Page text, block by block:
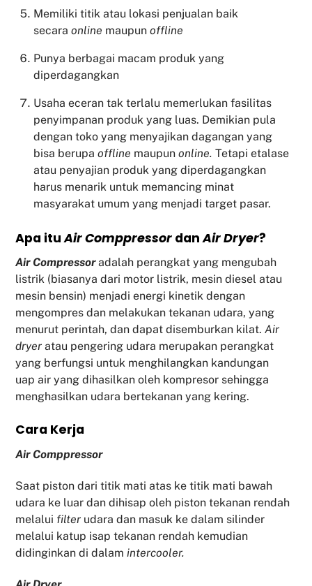
Memiliki titik atau lokasi penjualan baik
secara online maupun offline
Punya berbagai macam produk yang
diperdagangkan
Usaha eceran tak terlalu memerlukan fasilitas
penyimpanan produk yang luas. Demikian pula
dengan toko yang menyajikan dagangan yang
bisa berupa offline maupun online. Tetapi etalase
atau penyajian produk yang diperdagangkan
harus menarik untuk memancing minat
masyarakat umum yang menjadi target pasar.
Apa ituAir Comppressor danAir Dryer?
Air Compressoradalah perangkat yang mengubah
listrik (biasanya dari motor listrik, mesin diesel atau
mesin bensin) menjadi energi kinetik dengan
mengompres dan melakukan tekanan udara, yang
menurut perintah, dan dapat disemburkan kilat.Air
dryer atau pengering udara merupakan perangkat
yang berfungsi untuk menghilangkan kandungan
uap air yang dihasilkan oleh kompresor sehingga
menghasilkan udara bertekanan yang kering.
Cara Kerja
Air Comppressor
Saat piston dari titik mati atas ke titik mati bawah
udara ke luar dan dihisap oleh piston tekanan rendah
melalui filter udara dan masuk ke dalam silinder
melalui katup isap tekanan rendah kemudian
didinginkan di dalamintercooler.